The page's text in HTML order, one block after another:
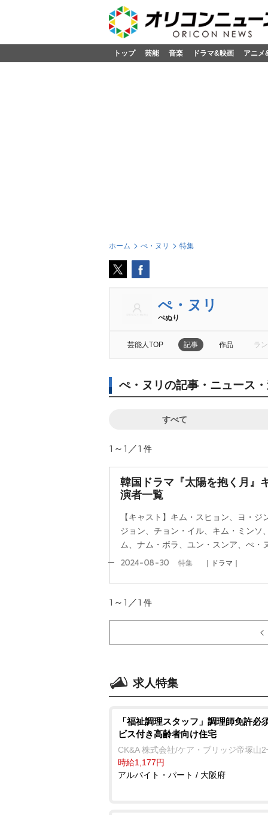
トップ 芸能 音楽 ドラマ&映画 アニメ
ホーム ぺ・ヌリ 特集
ぺ・ヌリ
ぺぬり
芸能人TOP 記事 作品 ラ
ぺ・ヌリの記事・ニュース
すべて
1～1／1 件
韓国ドラマ『太陽を抱く月』
演者一覧
【キャスト】キム・スヒョン、ヨ・
ジョン、チョン・イル、キム・ミンソ
ム、ナム・ボラ、ユン・スンア、ぺ・
2024-08-30 特集 ｜ドラマ｜
1～1／1 件
求人特集
「福祉調理スタッフ」調理師免許必
ビス付き高齢者向け住宅
CK&A 株式会社/ケア・ブリッジ帝塚山
時給1,177円
アルバイト・パート / 大阪府